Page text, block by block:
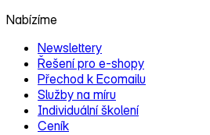
Nabízíme
Newslettery
Řešení pro e‑shopy
Přechod k Ecomailu
Služby na míru
Individuální školení
Ceník